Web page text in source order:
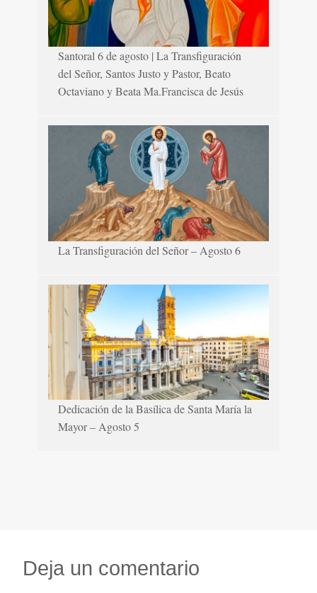
Santoral 6 de agosto | La Transfiguración
del Señor, Santos Justo y Pastor, Beato
Octaviano y Beata Ma.Francisca de Jesús
La Transfiguración del Señor – Agosto 6
Dedicación de la Basílica de Santa María la
Mayor – Agosto 5
Deja un comentario